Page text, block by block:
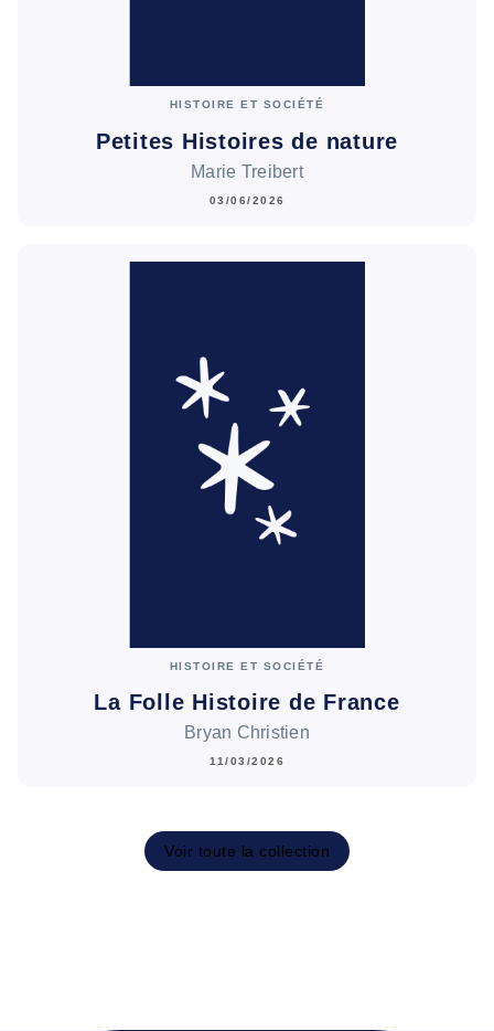
HISTOIRE ET SOCIÉTÉ
Petites Histoires de nature
Marie Treibert
03/06/2026
HISTOIRE ET SOCIÉTÉ
La Folle Histoire de France
Bryan Christien
11/03/2026
Voir toute la collection